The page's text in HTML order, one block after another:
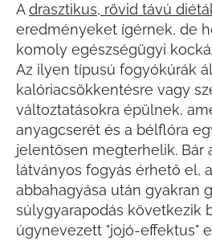
Adrasztikus, rövid távú
eredményeket ígérnek, de
komoly egészségügyi
Az ilyen típusú fogyókúrák
kalóriacsökkentésre vagy
változtatásokra épülnek,
anyagcserét és a bélflóra
jelentősen megterhelik. Bár
látványos fogyás érhető el,
abbahagyása után gyakran
súlygyarapodás következik
úgynevezett "jojó-effektus"